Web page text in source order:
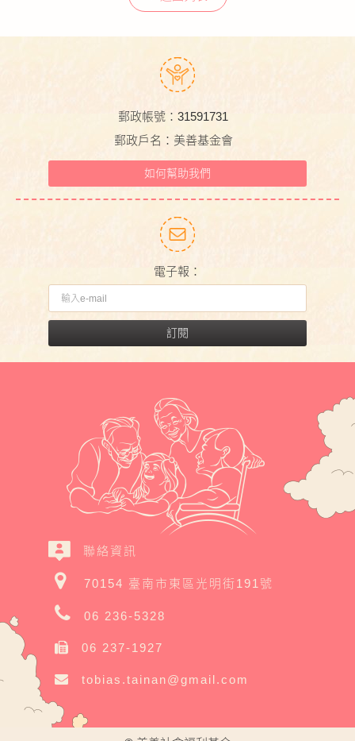
郵政帳號：31591731
郵政戶名：美善基金會
如何幫助我們
電子報：
訂閱
聯絡資訊
70154 臺南市東區光明街191號
06 236-5328
06 237-1927
tobias.tainan@gmail.com